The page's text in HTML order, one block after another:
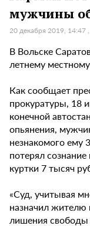
мужчины
20 декабря 2019, 14:47
В Вольске
летнему
Как сообщает
прокуратуры, 18
конечной
опьянения,
незнакомого ему
потерял
куртки 7 тысяч
«Суд, учитывая
назначил жителю
лишения свободы